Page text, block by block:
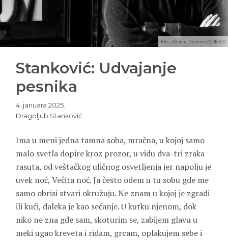
foto: Dženat Dreković/NOMAD
Stanković: Udvajanje
pesnika
4. januara 2025.
Dragoljub Stanković
Ima u meni jedna tamna soba, mračna, u kojoj samo
malo svetla dopire kroz prozor, u vidu dva-tri zraka
rasuta, od veštačkog uličnog osvetljenja jer napolju je
uvek noć, Večita noć. Ja često odem u tu sobu gde me
samo obrisi stvari okružuju. Ne znam u kojoj je zgradi
ili kući, daleka je kao sećanje. U kutku njenom, dok
niko ne zna gde sam, skoturim se, zabijem glavu u
meki ugao kreveta i ridam, grcam, oplakujem sebe i